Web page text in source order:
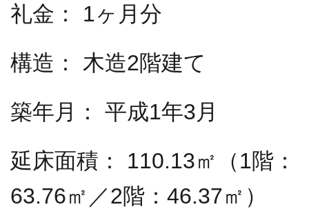
礼金：
1ヶ月分
構造：
木造2階建て
築年月：
平成1年3月
延床面積：
110.13㎡（1階：
63.76㎡／2階：46.37㎡）